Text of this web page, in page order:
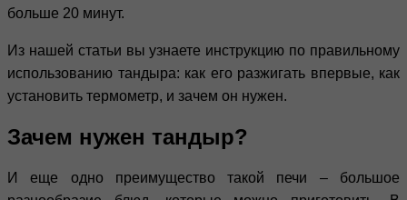
больше 20 минут.
Из нашей статьи вы узнаете инструкцию по правильному
использованию тандыра: как его разжигать впервые, как
установить термометр, и зачем он нужен.
Зачем нужен тандыр?
И еще одно преимущество такой печи – большое